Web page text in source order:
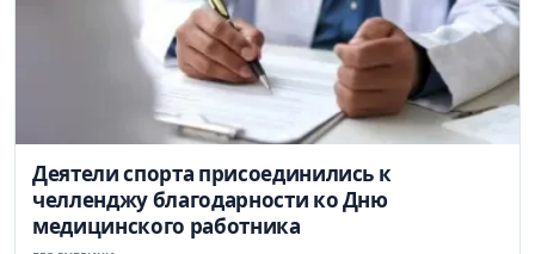
Деятели спорта присоединились к
челленджу благодарности ко Дню
медицинского работника